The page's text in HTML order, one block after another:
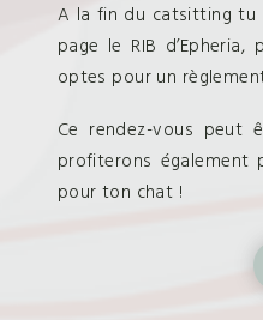
A la fin du catsitting tu
page le RIB
optes pour un
Ce rendez-vous
profiterons
pour ton chat !